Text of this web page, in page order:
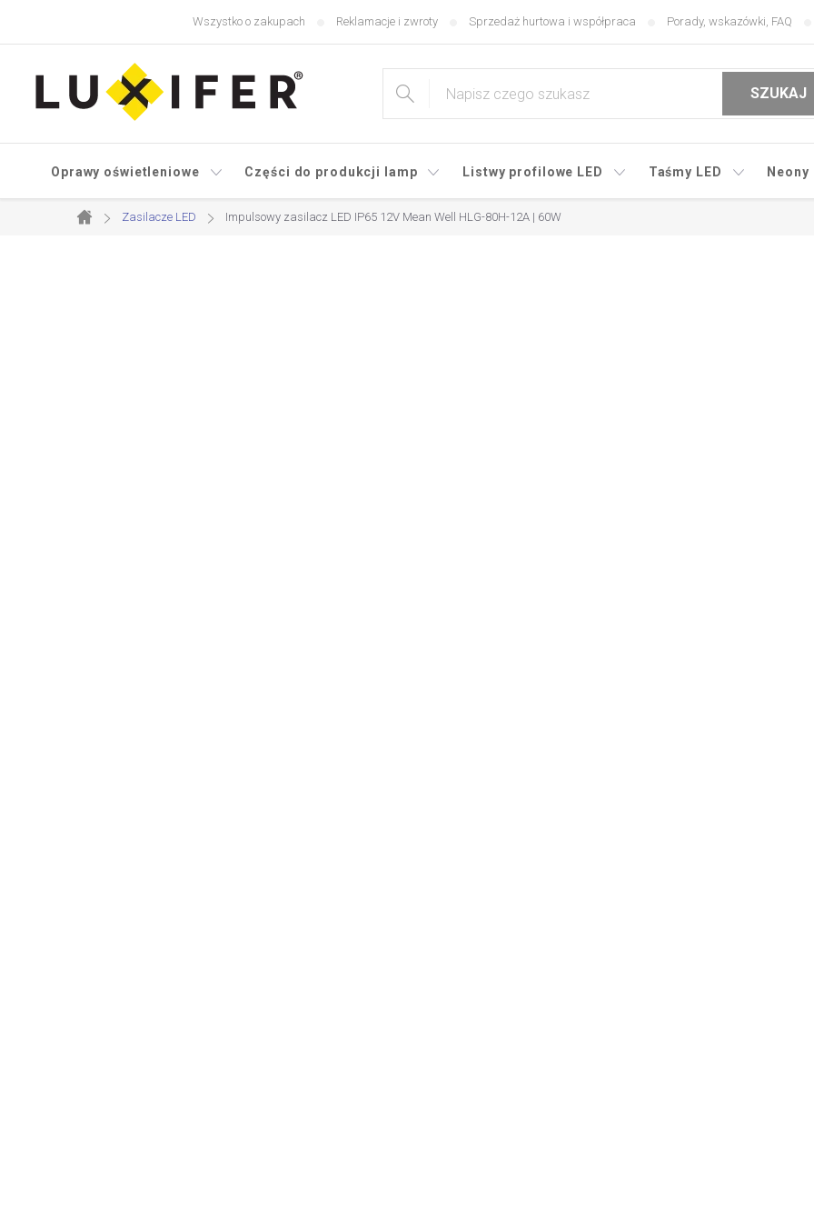
Wszystko o zakupach Reklamacje i zwroty Sprzedaż hurtowa i współpraca Porady, wskazówki, FAQ
SZUKAJ
Oprawy oświetleniowe Części do produkcji lamp Listwy profilowe LED Taśmy LED Neony
Home
Zasilacze LED Impulsowy zasilacz LED IP65 12V Mean Well HLG-80H-12A | 60W